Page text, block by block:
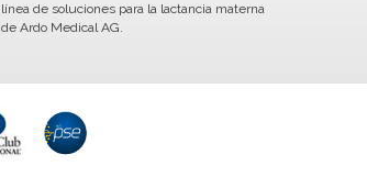
línea de soluciones para la lactancia materna
de Ardo Medical AG.